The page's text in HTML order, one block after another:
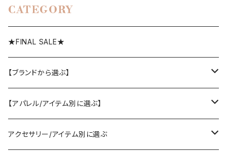
CATEGORY
★FINAL SALE★
【ブランドから選ぶ】
SELECT／ORIGINAL
PASSIONE/cafune
【アパレル/アイテム別に選ぶ】
outer
アクセサリー/アイテム別に選ぶ